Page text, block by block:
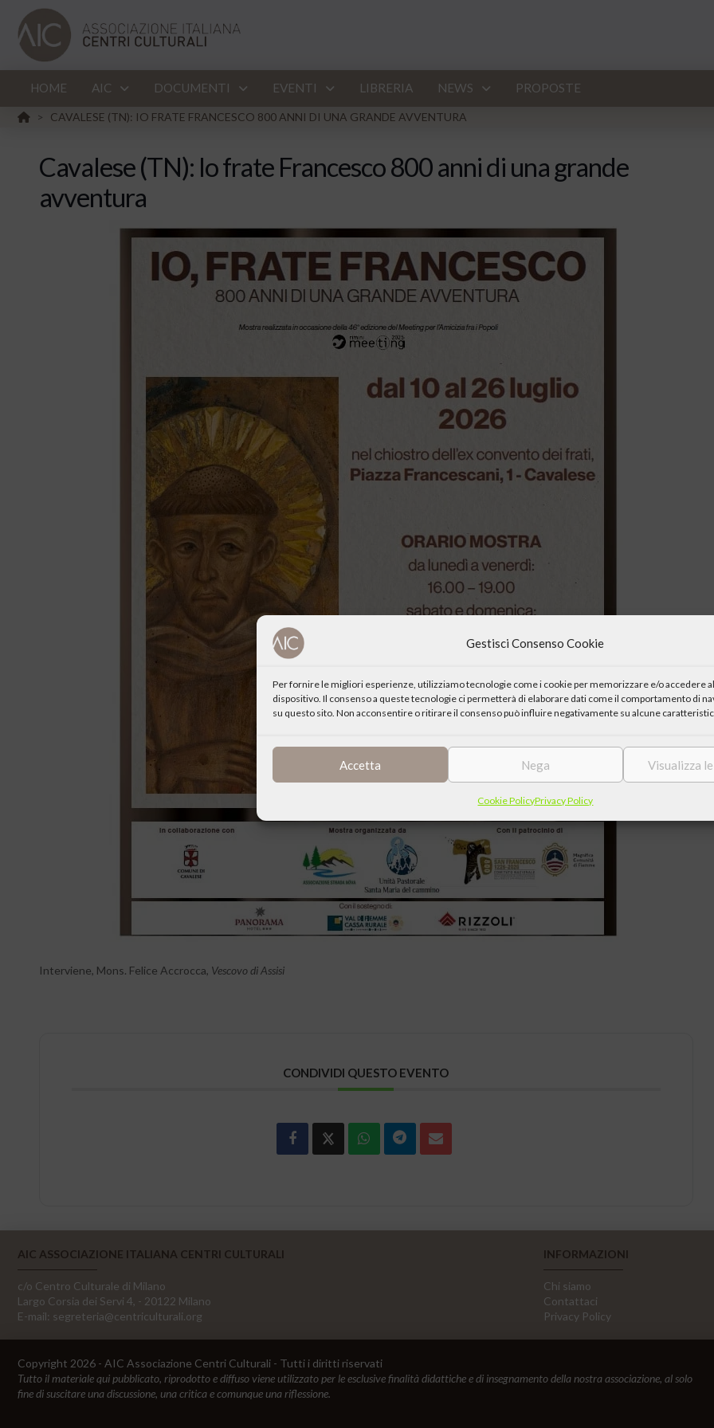
Gestisci Consenso Cookie
Per fornire le migliori esperienze, utilizziamo tecnologie come i cookie per memorizzare e/o accedere
dispositivo. Il consenso a queste tecnologie ci permetterà di elaborare dati come il comportamento di
su questo sito. Non acconsentire o ritirare il consenso può influire negativamente su alcune
Accetta Nega Visualizza
Cookie PolicyPrivacy Policy
HOME AIC DOCUMENTI EVENTI LIBRERIA NEWS PROPOSTE
HOME
> CAVALESE (TN): IO FRATE FRANCESCO 800 ANNI DI UNA GRANDE AVVENTURA
Cavalese (TN): Io frate Francesco 800 anni di una grande
avventura
Interviene, Mons. Felice Accrocca, Vescovo di Assisi
CONDIVIDI QUESTO EVENTO
AIC ASSOCIAZIONE ITALIANA CENTRI CULTURALI
c/o Centro Culturale di Milano
Largo Corsia dei Servi 4, - 20122 Milano
E-mail: segreteria@centriculturali.org
INFORMAZIONI
Chi siamo
Contattaci
Privacy Policy
Copyright 2026 - AIC Associazione Centri Culturali - Tutti i diritti riservati
Tutto il materiale qui pubblicato, riprodotto e diffuso viene utilizzato per le esclusive finalità didattiche e di insegnamento della nostra associazione, al solo
fine di suscitare una discussione, una critica e comunque una riflessione.